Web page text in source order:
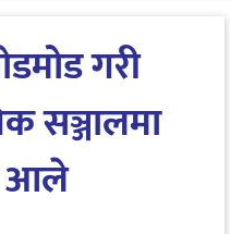
गरी
सञ्जालमा
आले